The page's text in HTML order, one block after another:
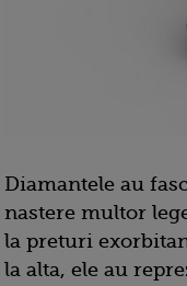
Diamantele au
nastere multor
la preturi
la alta, ele au